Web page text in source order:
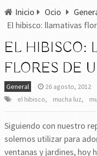
Inicio Ocio
El hibisco: llamativas
EL HIBISCO:
FLORES DE
General 26 agosto, 2012
el hibisco, mucha luz,
Siguiendo con nuestro
solemos utilizar para
ventanas y jardines, hoy